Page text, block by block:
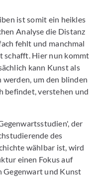
ist somit ein heikles
Analyse die Distanz
fehlt und manchmal
schafft. Hier nun kommt
kann Kunst als
um den blinden
befindet, verstehen und
der
des
wählbar ist, wird
einen Fokus auf
Gegenwart und Kunst